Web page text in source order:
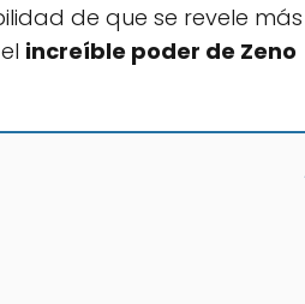
de que se revele más
increíble poder de Zeno